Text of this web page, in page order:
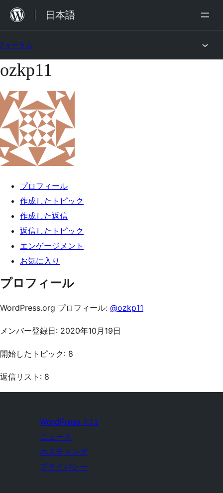
キ
プ
日本語
ォーラム
コ
テ
ン
ツ
へ
ス
ozkp11
プロフィール
作成したトピック
作成した返信
返信したトピック
エンゲージメント
お気に入り
プロフィール
WordPress.org プロフィール: @ozkp11
メンバー登録日: 2020年10月19日
開始したトピック: 8
返信リスト: 8
WordPress とは
ニュース
ホスティング
プライバシー